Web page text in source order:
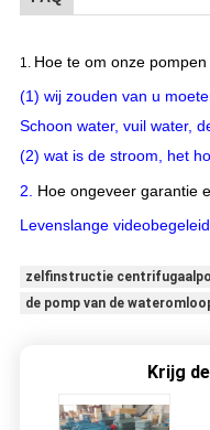
1. Hoe te om onze
(1) wij zouden van u
Schoon water, vuil water,
(2) wat is de stroom, het
2. Hoe ongeveer garantie
Levenslange
zelfinstructie
de pomp van de
Krijg